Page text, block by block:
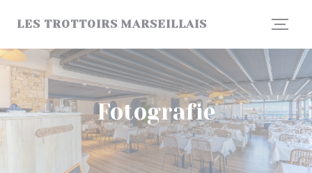
LES TROTTOIRS MARSEILLAIS
Fotografie